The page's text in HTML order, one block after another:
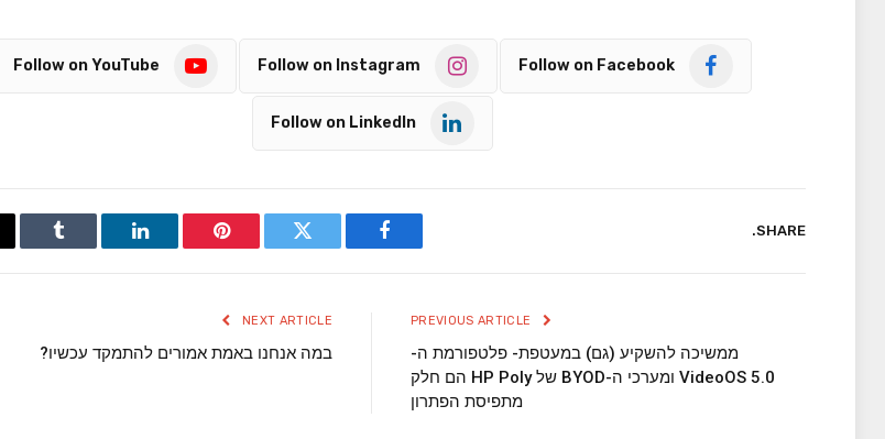
Follow on Facebook
Follow on Instagram
Follow on YouTube
Follow on LinkedIn
SHARE.
Facebook
Twitter
Pinterest
LinkedIn
Tumblr
ממשיכה להשקיע (גם) במעטפת- פלטפורמת ה-
VideoOS 5.0 ומערכי ה-BYOD של HP Poly הם חלק
מתפיסת הפתרון
NEXT ARTICLE
במה אנחנו באמת אמורים להתמקד עכשיו?